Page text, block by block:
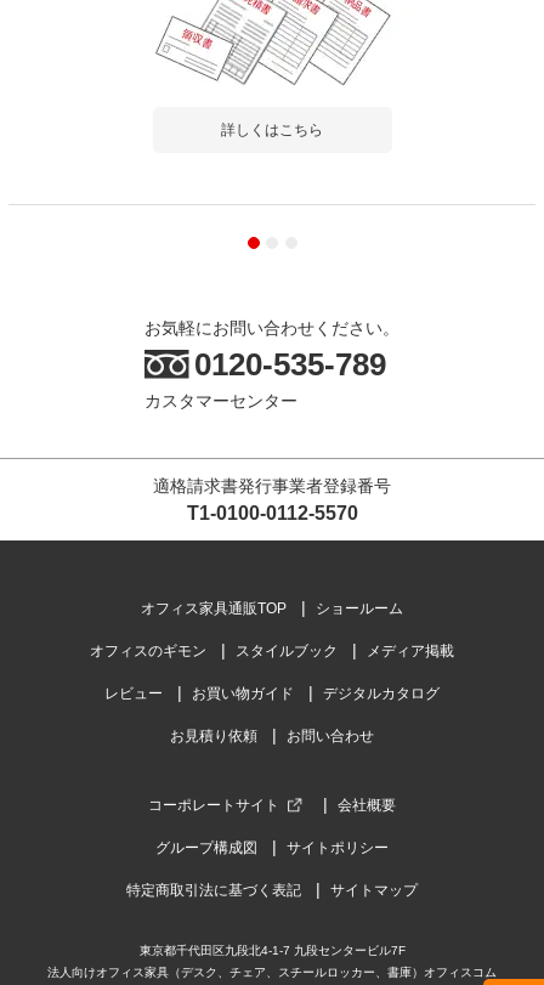
詳しくはこちら
お気軽にお問い合わせください。
0120-535-789
カスタマーセンター
適格請求書発行事業者登録番号
T1-0100-0112-5570
オフィス家具通販TOP ショールーム
オフィスのギモン スタイルブック メディア掲載
レビュー お買い物ガイド デジタルカタログ
お見積り依頼 お問い合わせ
コーポレートサイト 会社概要
グループ構成図 サイトポリシー
特定商取引法に基づく表記 サイトマップ
東京都千代田区九段北4-1-7 九段センタービル7F
法人向けオフィス家具（デスク、チェア、スチールロッカー、書庫）オフィスコム